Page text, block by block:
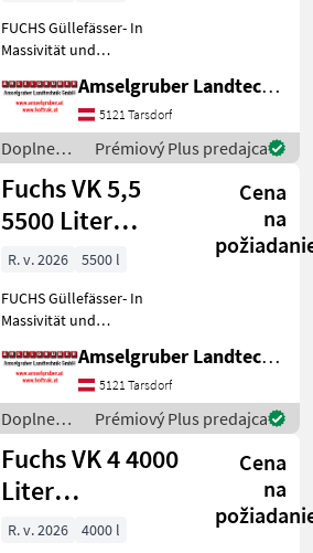
FUCHS Güllefässer- In
Massivität und
(Stärkste Materialstärken +
Beste Materialen und Beste
Komponenten der
führenden TOP Hersteller!)
Sei
Amselgruber Landtechnik GmbH
5121 Tarsdorf
Doplnenie
živin a
polievanie
/ Fuchs
Prémiový Plus predajca
Fuchs VK 5,5
5500 Liter
Einachser
Cena
na
R. v. 2026
5500 l
FUCHS Güllefässer- In
Massivität und
(Stärkste Materialstärken +
Beste Materialen und Beste
Komponenten der
führenden TOP Hersteller!)
Sei
Amselgruber Landtechnik GmbH
5121 Tarsdorf
Doplnenie
živin a
polievanie
/ Fuchs
Prémiový Plus predajca
Fuchs VK 4 4000
Liter
Vakuumfass
Cena
na
R. v. 2026
4000 l